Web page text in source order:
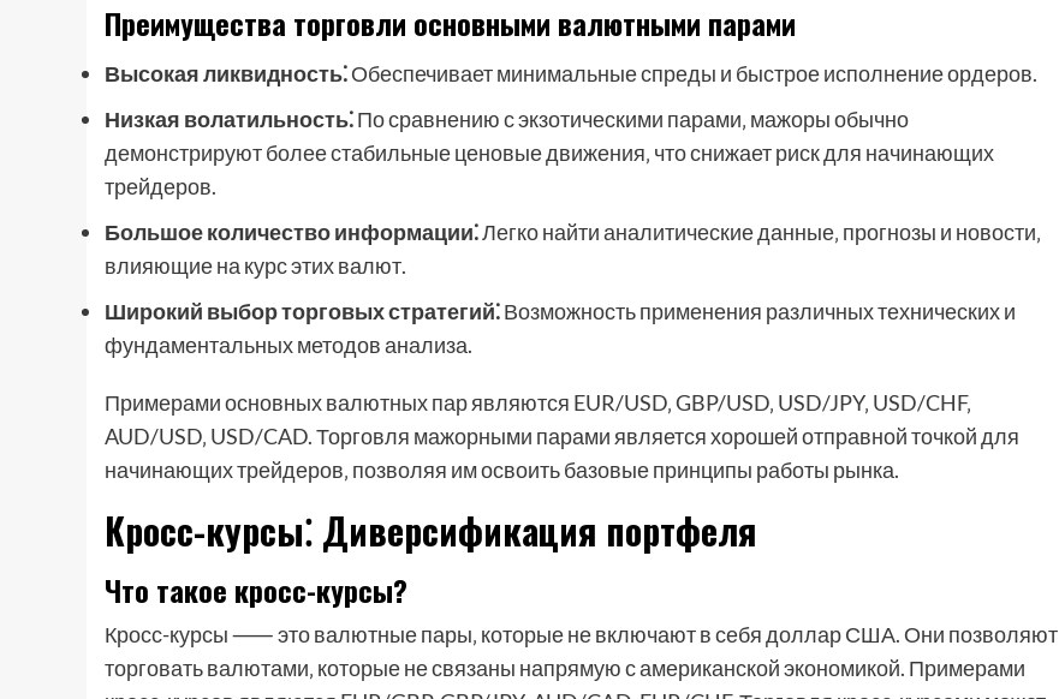
Преимущества торговли основными валютными парами
Высокая ликвидность⁚Обеспечивает минимальные спреды и быстрое исполнение ордеров.
Низкая волатильность⁚По сравнению с экзотическими парами‚ мажоры обычно
демонстрируют более стабильные ценовые движения‚ что снижает риск для начинающих
трейдеров.
Большое количество информации⁚Легко найти аналитические данные‚ прогнозы и новости‚
влияющие на курс этих валют.
Широкий выбор торговых стратегий⁚Возможность применения различных технических и
фундаментальных методов анализа.
Примерами основных валютных пар являются EUR/USD‚ GBP/USD‚ USD/JPY‚ USD/CHF‚
AUD/USD‚ USD/CAD. Торговля мажорными парами является хорошей отправной точкой для
начинающих трейдеров‚ позволяя им освоить базовые принципы работы рынка.
Кросс-курсы⁚ Диверсификация портфеля
Что такое кросс-курсы?
Кросс-курсы ⸺ это валютные пары‚ которые не включают в себя доллар США. Они позволяют
торговать валютами‚ которые не связаны напрямую с американской экономикой. Примерами